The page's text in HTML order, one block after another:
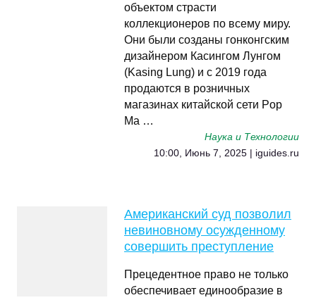
объектом страсти
коллекционеров по всему миру.
Они были созданы гонконгским
дизайнером Касингом Лунгом
(Kasing Lung) и с 2019 года
продаются в розничных
магазинах китайской сети Pop
Ma …
Наука и Технологии
10:00, Июнь 7, 2025 | iguides.ru
Американский суд позволил
невиновному осужденному
совершить преступление
Прецедентное право не только
обеспечивает единообразие в